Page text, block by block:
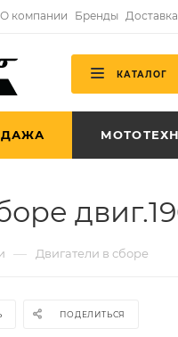
О компании Бренды Доставка
КАТАЛОГ
— Двигатели в сборе
ПОДЕЛИТЬСЯ